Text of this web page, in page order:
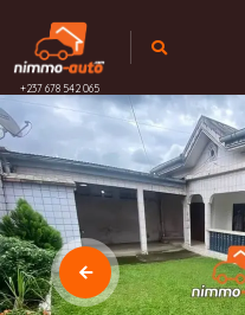
+237 678 542 065